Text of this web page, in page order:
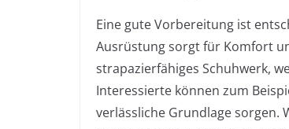
Eine gute Vorbereitung ist
Ausrüstung sorgt für Komfort
strapazierfähiges Schuhwerk,
Interessierte können zum
verlässliche Grundlage sorgen.